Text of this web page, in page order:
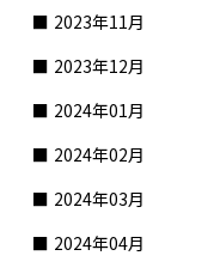
2023年11月
2023年12月
2024年01月
2024年02月
2024年03月
2024年04月